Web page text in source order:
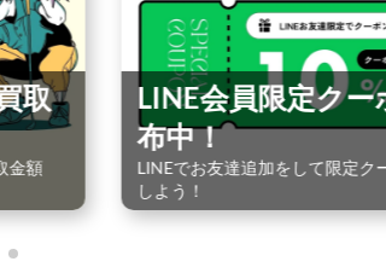
会員限定クーポン配
中！
でお友達追加をして限定クーポンをGET